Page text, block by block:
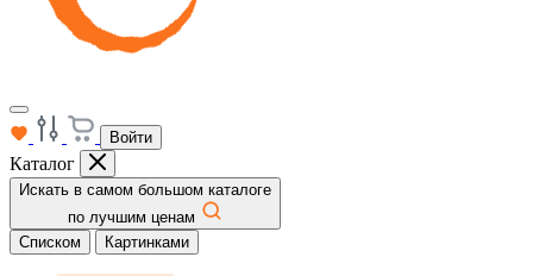
Войти
Каталог
Искать в самом большом каталоге
по лучшим ценам
Списком
Картинками